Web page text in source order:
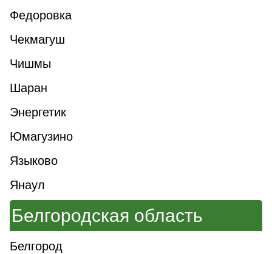
Федоровка
Чекмагуш
Чишмы
Шаран
Энергетик
Юмагузино
Языково
Янаул
Белгородская область
Белгород